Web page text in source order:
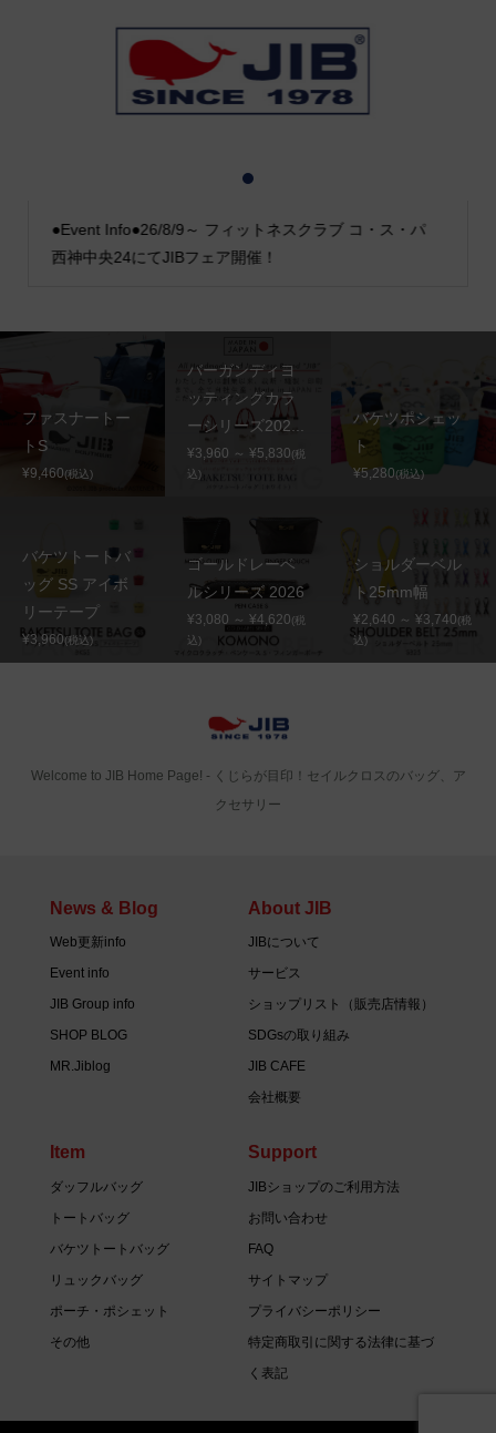
●Event Info●26/8/9～ フィットネスクラブ コ・ス・パ
西神中央24にてJIBフェア開催！
2
ファスナートー
トS
¥9,460(税込)
バーガンディヨ
ッティングカラ
ーシリーズ202...
¥3,960 ～ ¥5,830(税
込)
バケツポシェッ
ト
¥5,280(税込)
バケツトートバ
ッグ SS アイボ
リーテープ
¥3,960(税込)
ゴールドレーベ
ルシリーズ 2026
¥3,080 ～ ¥4,620(税
込)
ショルダーベル
ト25mm幅
¥2,640 ～ ¥3,740(税
込)
Welcome to JIB Home Page! ‐ くじらが目印！セイルクロスのバッグ、ア
クセサリー
News & Blog
Web更新info
Event info
JIB Group info
SHOP BLOG
MR.Jiblog
About JIB
JIBについて
サービス
ショップリスト（販売店情報）
SDGsの取り組み
JIB CAFE
会社概要
Item
ダッフルバッグ
トートバッグ
バケツトートバッグ
リュックバッグ
ポーチ・ポシェット
その他
Support
JIBショップのご利用方法
お問い合わせ
FAQ
サイトマップ
プライバシーポリシー
特定商取引に関する法律に基づ
く表記